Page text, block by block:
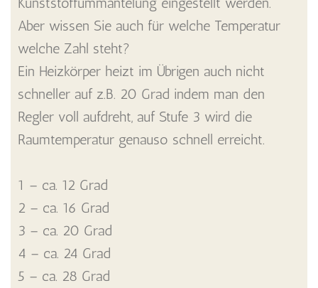
Aber wissen Sie auch für welche Temperatur
welche Zahl steht?
Ein Heizkörper heizt im Übrigen auch nicht
schneller auf z.B. 20 Grad indem man den
Regler voll aufdreht, auf Stufe 3 wird die
Raumtemperatur genauso schnell erreicht.
1 – ca. 12 Grad
2 – ca. 16 Grad
3 – ca. 20 Grad
4 – ca. 24 Grad
5 – ca. 28 Grad